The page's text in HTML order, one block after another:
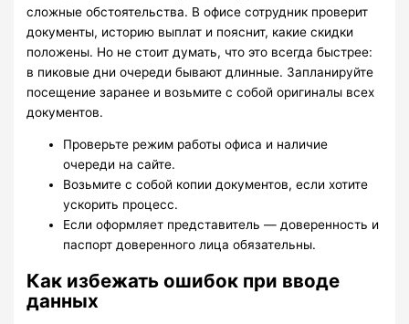
сложные обстоятельства. В офисе сотрудник проверит
документы, историю выплат и пояснит, какие скидки
положены. Но не стоит думать, что это всегда быстрее:
в пиковые дни очереди бывают длинные. Запланируйте
посещение заранее и возьмите с собой оригиналы всех
документов.
Проверьте режим работы офиса и наличие
очереди на сайте.
Возьмите с собой копии документов, если хотите
ускорить процесс.
Если оформляет представитель — доверенность и
паспорт доверенного лица обязательны.
Как избежать ошибок при вводе
данных